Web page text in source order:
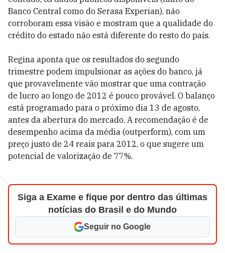
Banco Central como do Serasa Experian), não
corroboram essa visão e mostram que a qualidade do
crédito do estado não está diferente do resto do país.
Regina aponta que os resultados do segundo
trimestre podem impulsionar as ações do banco, já
que provavelmente vão mostrar que uma contração
de lucro ao longo de 2012 é pouco provável. O balanço
está programado para o próximo dia 13 de agosto,
antes da abertura do mercado. A recomendação é de
desempenho acima da média (outperform), com um
preço justo de 24 reais para 2012, o que sugere um
potencial de valorização de 77%.
Siga a Exame e fique por dentro das últimas
notícias do Brasil e do Mundo
Seguir no Google